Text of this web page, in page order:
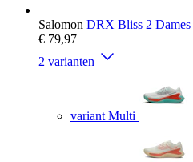
Salomon DRX Bliss 2 Dames
€ 79,97
2 varianten
variant Multi